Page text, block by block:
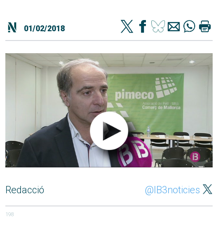
01/02/2018
Redacció @IB3noticies
198